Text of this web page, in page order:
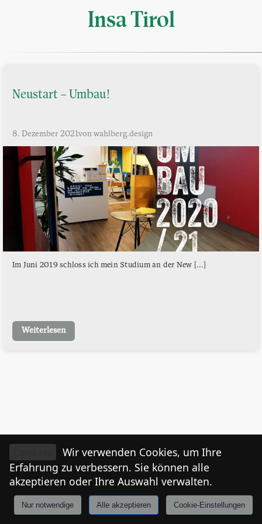
Insa Tirol
Neustart – Umbau!
8. Dezember 2021von wahlberg.design
Im Juni 2019 schloss ich mein Studium an der New […]
Weiterlesen
Anmelden Tiroler
Wir verwenden Cookies, um Ihre
Erfahrung zu verbessern. Sie können alle
akzeptieren oder Ihre Auswahl verwalten.
Nur notwendige Alle akzeptieren Cookie-Einstellungen